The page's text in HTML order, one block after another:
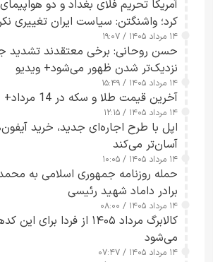
آمریکا تحریم فلای بغداد و دو
کرد؛ واشنگتن: سیاست ایران تغییری
۱۴ مرداد ۱۴۰۵ / ۱۹:۰۷
حسن روحانی: برخی معتقدند تشدید
نزدیک‌تر شدن ظهور می‌شود+ ویدیو
۱۴ مرداد ۱۴۰۵ / ۱۵:۴۹
آخرین قیمت طلا و سکه در 14 مرداد+ جدول
۱۴ مرداد ۱۴۰۵ / ۱۲:۱۵
اپل با طرح اجاره‌ای جدید، خرید
آسان‌تر می‌کند
۱۴ مرداد ۱۴۰۵ / ۱۰:۰۵
حمله روزنامه جمهوری اسلامی به
برادر داماد شهید رئیسی
۱۴ مرداد ۱۴۰۵ / ۰۸:۰۰
کالابرگ مرداد ۱۴۰۵ از فردا
می‌شود
۱۴ مرداد ۱۴۰۵ / ۰۷:۴۷